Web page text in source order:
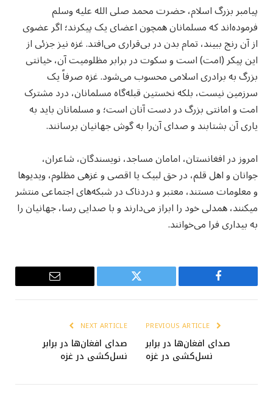
پیامبر بزرگ اسلام، حضرت محمد صلی الله علیه وسلم
فرموده‌اند که مسلمانان همچون اعضای یک پیکرند؛ اگر عضوی
از آن رنج ببیند، تمام بدن در بی‌قراری می‌افتد. غزه نیز جزئی از
این پیکر (امت) است و سکوت در برابر مظلومیت آن، خیانتی
بزرگ به برادری اسلامی محسوب می‌شود. غزه صرفاً یک
سرزمین نیست، بلکه نخستین قبله‌گاه مسلمانان، درد مشترک
امت و امانتی بزرگ در دست آنان است؛ و مسلمانان باید به
یاری آن بشتابند و صدای آن‌را به گوش جهانیان برسانند.
امروز در افغانستان، امامان مساجد، نویسندگان، شاعران،
جوانان و اهل قلم، در حق لبیک یا اقصی و غزه‮ی مظلوم، ویدیوها
و معلومات مستند، معتبر و دردناک در شبکه‌های اجتماعی منتشر
می‮کنند، همدلی خود را ابراز می‌دارند و با صدایی رسا، جهانیان را
به بیداری فرا می‌خوانند.
Facebook
Twitter
Email
صدای افغان‌ها در برابر
نسل‌کشی در غزه
NEXT ARTICLE
صدای افغان‌ها در برابر
نسل‌کشی در غزه